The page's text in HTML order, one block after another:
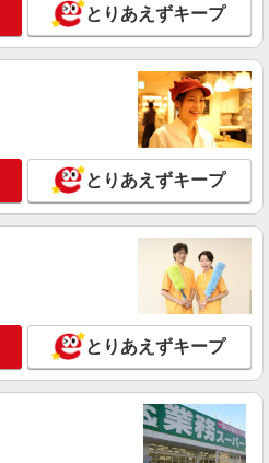
能（規程有）★ ゜・。○。・゜
゜+゜
詳細を見る
】人気機種に詳しくなれる携帯販
円〜300800円（経験・能力によ
代:37300円〜46600円（25時間相
勤務の有無にかかわらず固定残業代
す。また、相当時間を超えて時間外
は1分単位で残業代が追加で支給され
期間あり4ヶ月 月給25万円以上 ※
★交通費別途支給（規定あり） ゜
・゜+゜・。○。・゜+゜ 入社祝い金10
と, インセンテ
有) ゜・。○。・゜+゜・。○。・゜
分市のsoftbankショップ
詳細を見る
の携帯販売スタッフ
給1400円〜 ※残業代支給 ★交通費
・。○。・゜+゜・。
社祝い金10万円支給(規定有) お友達
, インセンティブ支給(規定有) ★月2
分市のdocomoショップ
とりあえずキープ
とりあえずキープ
とりあえずキープ